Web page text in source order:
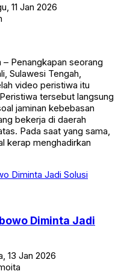
11 Jan 2026
Penangkapan seorang
Sulawesi Tengah,
video peristiwa itu
tersebut langsung
jaminan kebebasan
bekerja di daerah
Pada saat yang sama,
kerap menghadirkan
Diminta Jadi
13 Jan 2026